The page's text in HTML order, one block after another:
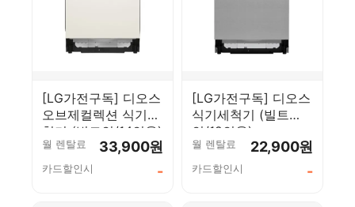
[LG가전구독] 디오스
오브제컬렉션 식기세
척기 (빌트인/14인용)
DUE5BGL2E
월 렌탈료 33,900원
카드할인시 -
[LG가전구독] 디오스
식기세척기 (빌트
인/12인용)
DUB61TBE
월 렌탈료 22,900원
카드할인시 -